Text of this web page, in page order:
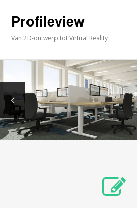
Profileview
Van 2D-ontwerp tot Virtual Reality